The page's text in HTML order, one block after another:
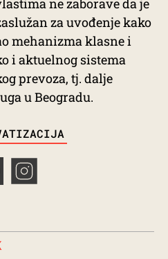
ne zaborave da je
za uvođenje kako
mehanizma klasne i
i aktuelnog sistema
prevoza, tj. dalje
u Beogradu.